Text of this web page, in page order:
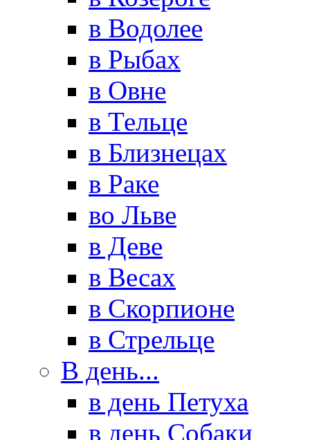
в Водолее
в Рыбах
в Овне
в Тельце
в Близнецах
в Раке
во Льве
в Деве
в Весах
в Скорпионе
в Стрельце
В день...
в день Петуха
в день Собаки